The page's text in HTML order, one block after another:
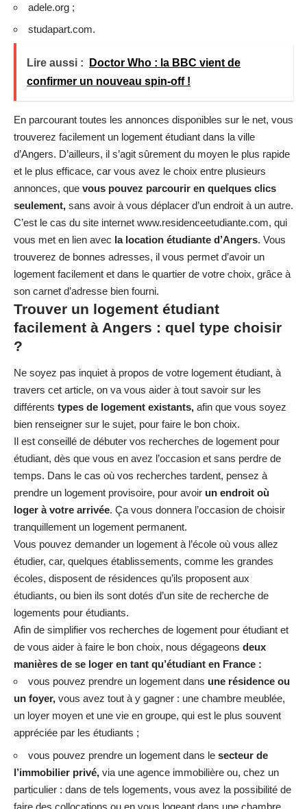
adele.org ;
studapart.com.
Lire aussi :
Doctor Who : la BBC vient de
confirmer un nouveau spin-off !
En parcourant toutes les annonces disponibles sur le net, vous
trouverez facilement un logement étudiant dans la ville
d’Angers. D’ailleurs, il s’agit sûrement du moyen le plus rapide
et le plus efficace, car vous avez le choix entre plusieurs
annonces, que vous pouvez parcourir en quelques clics
seulement, sans avoir à vous déplacer d’un endroit à un autre.
C’est le cas du site internet www.residenceetudiante.com, qui
vous met en lien avec la location étudiante d’Angers. Vous
trouverez de bonnes adresses, il vous permet d’avoir un
logement facilement et dans le quartier de votre choix, grâce à
son carnet d’adresse bien fourni.
Trouver un logement étudiant
facilement à Angers : quel type choisir
?
Ne soyez pas inquiet à propos de votre logement étudiant, à
travers cet article, on va vous aider à tout savoir sur les
différents types de logement existants, afin que vous soyez
bien renseigner sur le sujet, pour faire le bon choix.
Il est conseillé de débuter vos recherches de logement pour
étudiant, dès que vous en avez l’occasion et sans perdre de
temps. Dans le cas où vos recherches tardent, pensez à
prendre un logement provisoire, pour avoir un endroit où
loger à votre arrivée. Ça vous donnera l’occasion de choisir
tranquillement un logement permanent.
Vous pouvez demander un logement à l’école où vous allez
étudier, car, quelques établissements, comme les grandes
écoles, disposent de résidences qu’ils proposent aux
étudiants, ou bien ils sont dotés d’un site de recherche de
logements pour étudiants.
Afin de simplifier vos recherches de logement pour étudiant et
de vous aider à faire le bon choix, nous dégageons deux
manières de se loger en tant qu’étudiant en France :
vous pouvez prendre un logement dans une résidence ou
un foyer, vous avez tout à y gagner : une chambre meublée,
un loyer moyen et une vie en groupe, qui est le plus souvent
appréciée par les étudiants ;
vous pouvez prendre un logement dans le secteur de
l’immobilier privé, via une agence immobilière ou, chez un
particulier : dans de tels logements, vous avez la possibilité de
faire des collocations ou en vous logeant dans une chambre